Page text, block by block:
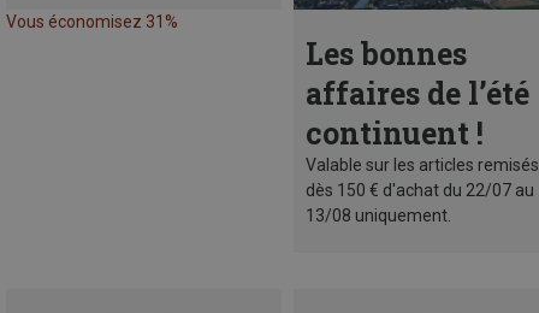
Vous économisez 31%
Les bonnes
affaires de l’été
continuent !
Valable sur les articles remisés
dès 150 € d'achat du 22/07 au
13/08 uniquement.